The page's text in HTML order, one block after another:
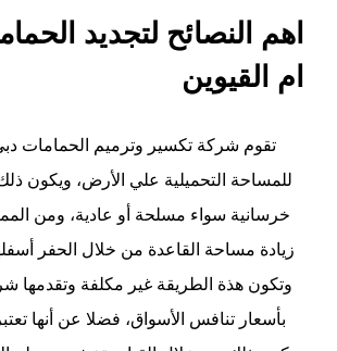
اهم النصائح لتجديد
ام القيوين
تقوم شركة تكسير وترميم الحمامات
للمساحة التحميلية علي الأرض، ويكون
خرسانية سواء مسلحة أو عادية، ومن
زيادة مساحة القاعدة من خلال الحفر
وتكون هذة الطريقة غير مكلفة وتقدمها
بأسعار تنافس الأسواق، فضلا عن أنها